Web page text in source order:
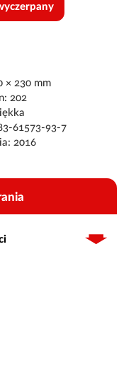
× 230 mm
202
61573-93-7
2016